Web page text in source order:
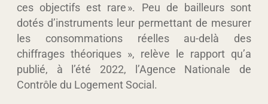
ces objectifs est rare ». Peu de bailleurs sont
dotés d’instruments leur permettant de mesurer
les consommations réelles au-delà des
chiffrages théoriques », relève le rapport qu’a
publié, à l’été 2022, l’Agence Nationale de
Contrôle du Logement Social.